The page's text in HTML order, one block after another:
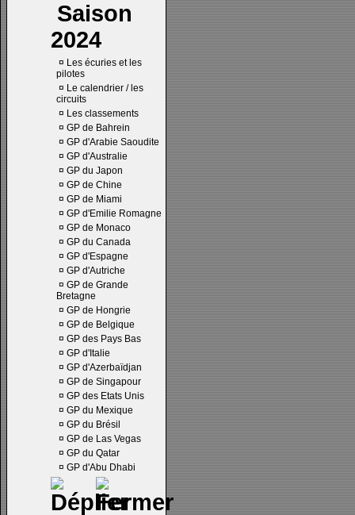
Saison
2024
¤ Les écuries et les
pilotes
¤ Le calendrier / les
circuits
¤ Les classements
¤ GP de Bahrein
¤ GP d'Arabie Saoudite
¤ GP d'Australie
¤ GP du Japon
¤ GP de Chine
¤ GP de Miami
¤ GP d'Emilie Romagne
¤ GP de Monaco
¤ GP du Canada
¤ GP d'Espagne
¤ GP d'Autriche
¤ GP de Grande
Bretagne
¤ GP de Hongrie
¤ GP de Belgique
¤ GP des Pays Bas
¤ GP d'Italie
¤ GP d'Azerbaïdjan
¤ GP de Singapour
¤ GP des Etats Unis
¤ GP du Mexique
¤ GP du Brésil
¤ GP de Las Vegas
¤ GP du Qatar
¤ GP d'Abu Dhabi